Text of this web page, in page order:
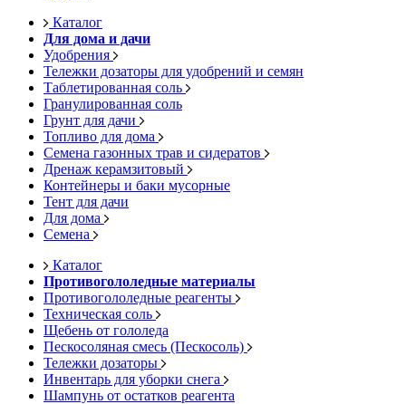
Каталог
Для дома и дачи
Удобрения
Тележки дозаторы для удобрений и семян
Таблетированная соль
Гранулированная соль
Грунт для дачи
Топливо для дома
Семена газонных трав и сидератов
Дренаж керамзитовый
Контейнеры и баки мусорные
Тент для дачи
Для дома
Семена
Каталог
Противогололедные материалы
Противогололедные реагенты
Техническая соль
Щебень от гололеда
Пескосоляная смесь (Пескосоль)
Тележки дозаторы
Инвентарь для уборки снега
Шампунь от остатков реагента